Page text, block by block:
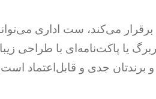
می‌کند، ست اداری
یا پاکت‌نامه‌ای با طراحی
جدی و قابل‌اعتماد